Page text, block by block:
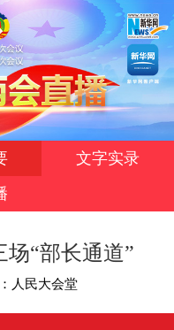
文字实录
场“部长通道”
人民大会堂